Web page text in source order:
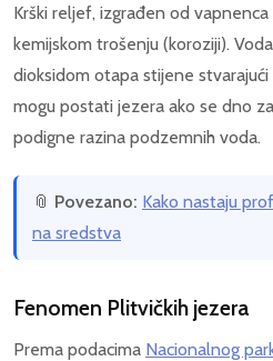
Krški reljef, izgrađen od
kemijskom trošenju (koroziji).
dioksidom otapa stijene
mogu postati jezera ako se dno
podigne razina podzemnih voda.
📎 Povezano: Kako nastaju
na sredstva
Fenomen Plitvičkih jezera
Prema podacima Nacionalnog